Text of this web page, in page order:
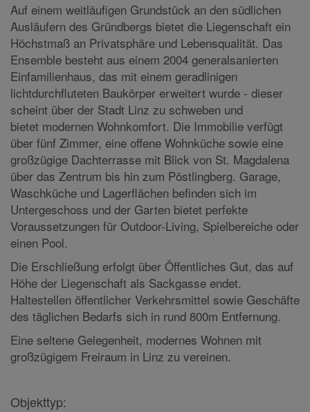
Auf einem weitläufigen Grundstück an den südlichen
Ausläufern des Gründbergs bietet die Liegenschaft ein
Höchstmaß an Privatsphäre und Lebensqualität. Das
Ensemble besteht aus einem 2004 generalsanierten
Einfamilienhaus, das mit einem geradlinigen
lichtdurchfluteten Baukörper erweitert wurde - dieser
scheint über der Stadt Linz zu schweben und
bietet modernen Wohnkomfort. Die Immobilie verfügt
über fünf Zimmer, eine offene Wohnküche sowie eine
großzügige Dachterrasse mit Blick von St. Magdalena
über das Zentrum bis hin zum Pöstlingberg. Garage,
Waschküche und Lagerflächen befinden sich im
Untergeschoss und der Garten bietet perfekte
Voraussetzungen für Outdoor-Living, Spielbereiche oder
einen Pool.
Die Erschließung erfolgt über Öffentliches Gut, das auf
Höhe der Liegenschaft als Sackgasse endet.
Haltestellen öffentlicher Verkehrsmittel sowie Geschäfte
des täglichen Bedarfs sich in rund 800m Entfernung.
Eine seltene Gelegenheit, modernes Wohnen mit
großzügigem Freiraum in Linz zu vereinen.
Objekttyp: